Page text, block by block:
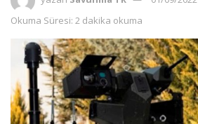
Okuma Süresi: 2 dakika okuma